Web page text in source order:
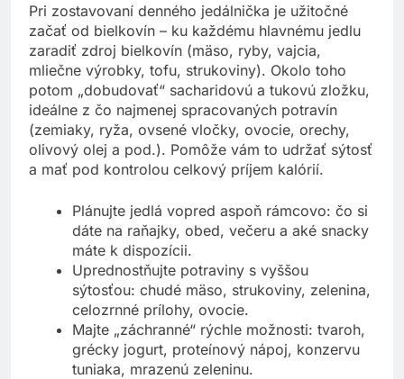
Pri zostavovaní denného jedálnička je užitočné
začať od bielkovín – ku každému hlavnému jedlu
zaradiť zdroj bielkovín (mäso, ryby, vajcia,
mliečne výrobky, tofu, strukoviny). Okolo toho
potom „dobudovať“ sacharidovú a tukovú zložku,
ideálne z čo najmenej spracovaných potravín
(zemiaky, ryža, ovsené vločky, ovocie, orechy,
olivový olej a pod.). Pomôže vám to udržať sýtosť
a mať pod kontrolou celkový príjem kalórií.
Plánujte jedlá vopred aspoň rámcovo: čo si
dáte na raňajky, obed, večeru a aké snacky
máte k dispozícii.
Uprednostňujte potraviny s vyššou
sýtosťou: chudé mäso, strukoviny, zelenina,
celozrnné prílohy, ovocie.
Majte „záchranné“ rýchle možnosti: tvaroh,
grécky jogurt, proteínový nápoj, konzervu
tuniaka, mrazenú zeleninu.